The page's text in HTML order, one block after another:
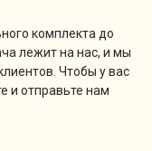
комплекта до
лежит на нас, и мы
Чтобы у вас
и отправьте нам